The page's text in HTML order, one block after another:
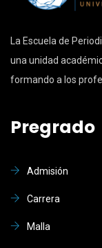
La Escuela de
una unidad
formando a los
Pregrado
Admisión
Carrera
Malla